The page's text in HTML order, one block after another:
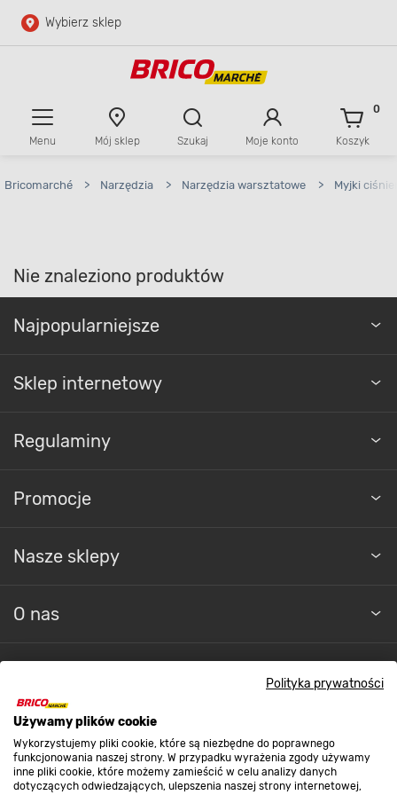
Polityka prywatności
Używamy plików cookie
Wykorzystujemy pliki cookie, które są niezbędne do poprawnego
funkcjonowania naszej strony. W przypadku wyrażenia zgody używamy
inne pliki cookie, które możemy zamieścić w celu analizy danych
dotyczących odwiedzających, ulepszenia naszej strony internetowej,
Przejdź do głównej zawartości
Wybierz sklep
Menu Mój sklep Szukaj Moje konto Koszyk
0
Bricomarché > Narzędzia > Narzędzia warsztatowe > Myjki
Nie znaleziono produktów
Najpopularniejsze
Sklep internetowy
Regulaminy
Promocje
Nasze sklepy
O nas
Strefa biznesu